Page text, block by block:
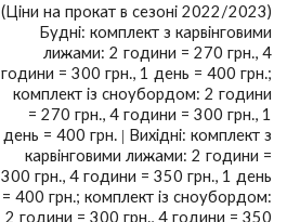
(Ціни на прокат в сезоні 2022/2023)
Будні: комплект з карвінговими
лижами: 2 години = 270 грн., 4
години = 300 грн., 1 день = 400 грн.;
комплект із сноубордом: 2 години
= 270 грн., 4 години = 300 грн., 1
день = 400 грн. | Вихідні: комплект з
карвінговими лижами: 2 години =
300 грн., 4 години = 350 грн., 1 день
= 400 грн.; комплект із сноубордом:
2 години = 300 грн., 4 години = 350